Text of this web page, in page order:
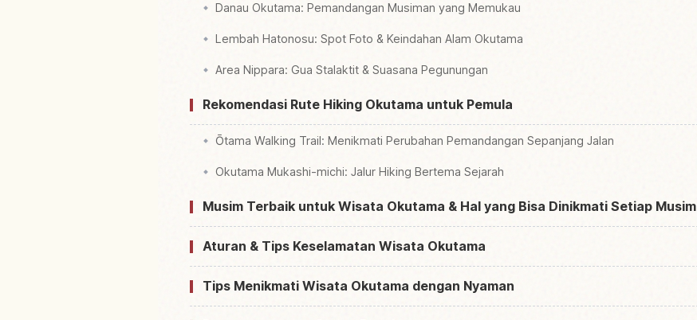
Danau Okutama: Pemandangan Musiman yang Memukau
Lembah Hatonosu: Spot Foto & Keindahan Alam Okutama
Area Nippara: Gua Stalaktit & Suasana Pegunungan
Rekomendasi Rute Hiking Okutama untuk Pemula
Ōtama Walking Trail: Menikmati Perubahan Pemandangan Sepanjang Jalan
Okutama Mukashi-michi: Jalur Hiking Bertema Sejarah
Musim Terbaik untuk Wisata Okutama & Hal yang Bisa Dinikmati Setiap Musim
Aturan & Tips Keselamatan Wisata Okutama
Tips Menikmati Wisata Okutama dengan Nyaman